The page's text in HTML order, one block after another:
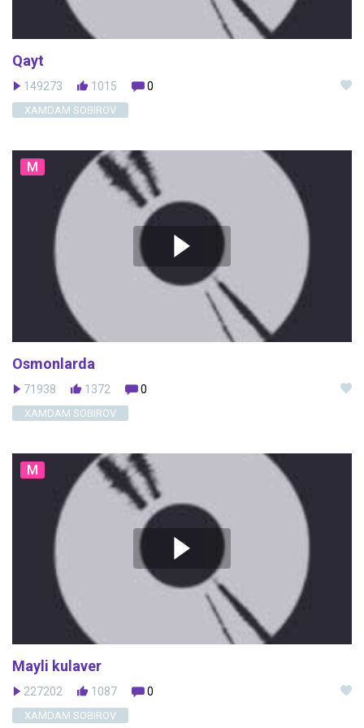
Qayt
149273 1015 0
XAMDAM SOBIROV
M
Osmonlarda
71938 1372 0
XAMDAM SOBIROV
M
Mayli kulaver
227202 1087 0
XAMDAM SOBIROV